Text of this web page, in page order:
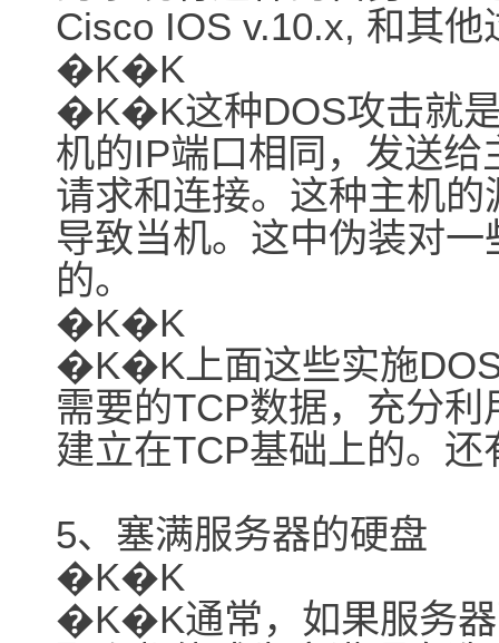
Cisco IOS v.10.x, 和其他
�K�K
�K�K这种DOS攻击就
机的IP端口相同，发送
请求和连接。这种主机
导致当机。这中伪装对
的。
�K�K
�K�K上面这些实施
需要的TCP数据，充分
建立在TCP基础上的。
5、塞满服务器的硬盘
�K�K
�K�K通常，如果服务器